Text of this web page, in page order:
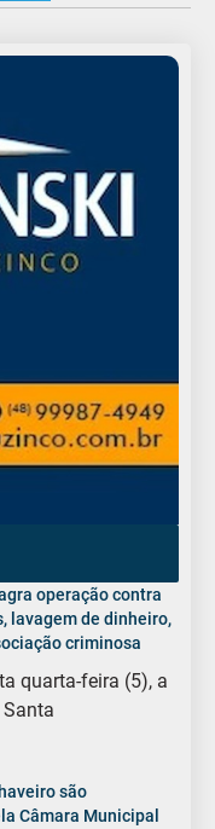
operação contra
lavagem de dinheiro,
criminosa
quarta-feira (5), a
são
Câmara Municipal